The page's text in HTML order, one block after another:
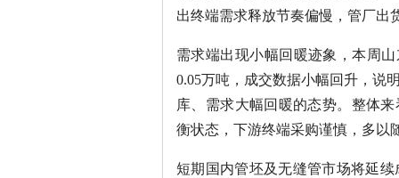
出终端需求释放节奏偏慢，管厂出
需求端出现小幅回暖迹象，本周
0.05万吨，成交数据小幅回升，说
库、需求大幅回暖的态势。整体
衡状态，下游终端采购谨慎，多以
短期国内管坯及无缝管市场将延